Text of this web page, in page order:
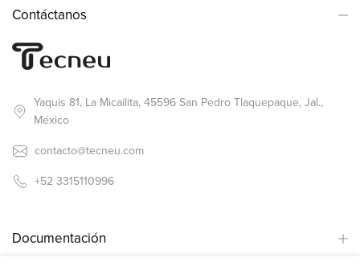
Contáctanos
Yaquis 81, La Micailita, 45596 San Pedro Tlaquepaque, Jal.,
México
contacto@tecneu.com
+52 3315110996
Documentación